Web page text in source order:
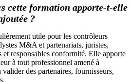
cette formation apporte-t-elle
?
utile pour les contrôleurs
M&A et partenariats, juristes,
et responsables conformité. Elle apporte
à tout professionnel amené à
des partenaires, fournisseurs,